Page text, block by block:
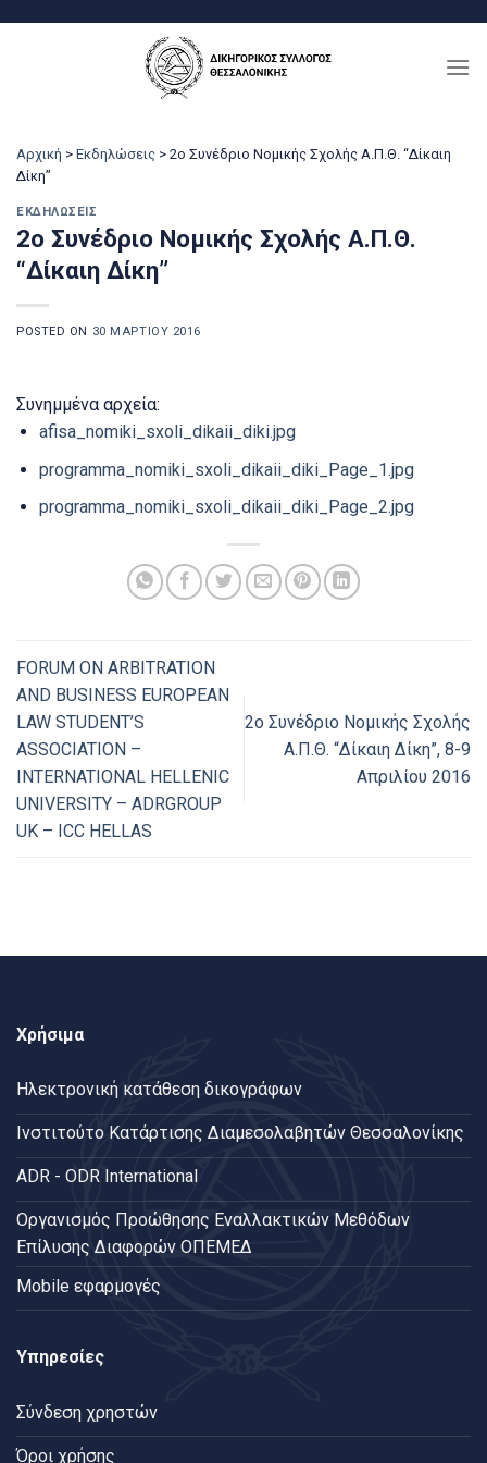
Αρχική > Εκδηλώσεις > 2ο Συνέδριο Νομικής Σχολής Α.Π.Θ. “Δίκαιη
Δίκη”
ΕΚΔΗΛΏΣΕΙΣ
2ο Συνέδριο Νομικής Σχολής Α.Π.Θ.
“Δίκαιη Δίκη”
POSTED ON 30 ΜΑΡΤΊΟΥ 2016
Συνημμένα αρχεία:
afisa_nomiki_sxoli_dikaii_diki.jpg
programma_nomiki_sxoli_dikaii_diki_Page_1.jpg
programma_nomiki_sxoli_dikaii_diki_Page_2.jpg
FORUM ON ARBITRATION
AND BUSINESS EUROPEAN
LAW STUDENT’S
ASSOCIATION –
INTERNATIONAL HELLENIC
UNIVERSITY – ΑDRGROUP
UK – ICC HELLAS
2ο Συνέδριο Νομικής Σχολής
Α.Π.Θ. “Δίκαιη Δίκη”, 8-9
Απριλίου 2016
Χρήσιμα
Ηλεκτρονική κατάθεση δικογράφων
Ινστιτούτο Κατάρτισης Διαμεσολαβητών Θεσσαλονίκης
ADR - ODR International
Oργανισμός Προώθησης Εναλλακτικών Μεθόδων
Επίλυσης Διαφορών ΟΠΕΜΕΔ
Mobile εφαρμογές
Υπηρεσίες
Σύνδεση χρηστών
Όροι χρήσης